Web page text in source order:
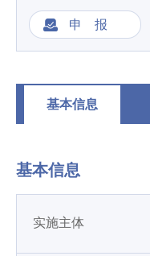
申 报
基本信息
基本信息
实施主体